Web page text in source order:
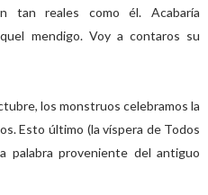
tan reales como él. Acabaría
mendigo. Voy a contaros su
los monstruos celebramos la
Esto último (la víspera de Todos
palabra proveniente del antiguo